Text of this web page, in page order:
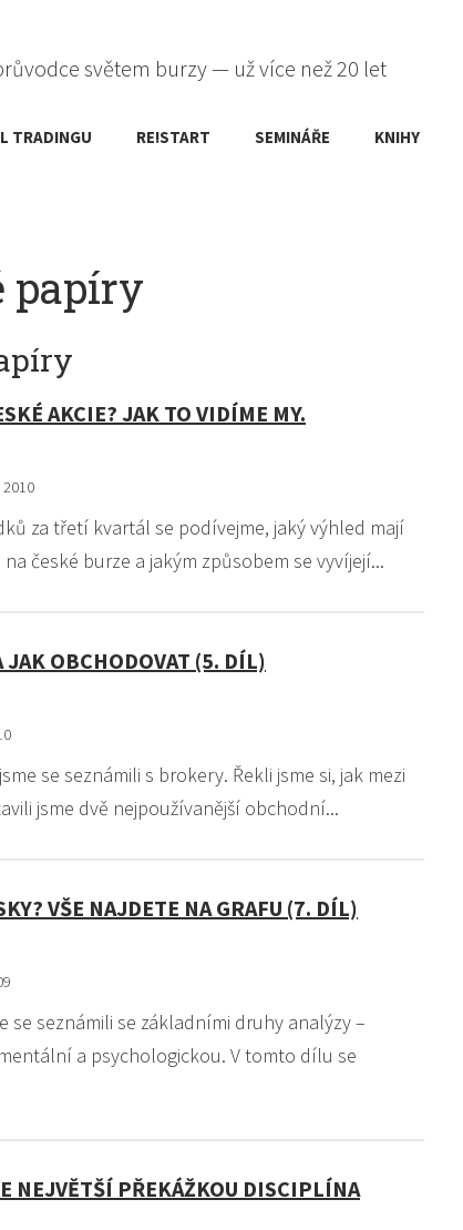
světem burzy — už více než 20 let
TRADINGU RE!START SEMINÁŘE KNIHY
papíry
AKCIE? JAK TO VIDÍME MY.
2010
za třetí kvartál se podívejme, jaký výhled mají
na české burze a jakým způsobem se vyvíjejí...
JAK OBCHODOVAT (5. DÍL)
se seznámili s brokery. Řekli jsme si, jak mezi
jsme dvě nejpoužívanější obchodní...
VŠE NAJDETE NA GRAFU (7. DÍL)
se seznámili se základními druhy analýzy –
a psychologickou. V tomto dílu se
NEJVĚTŠÍ PŘEKÁŽKOU DISCIPLÍNA